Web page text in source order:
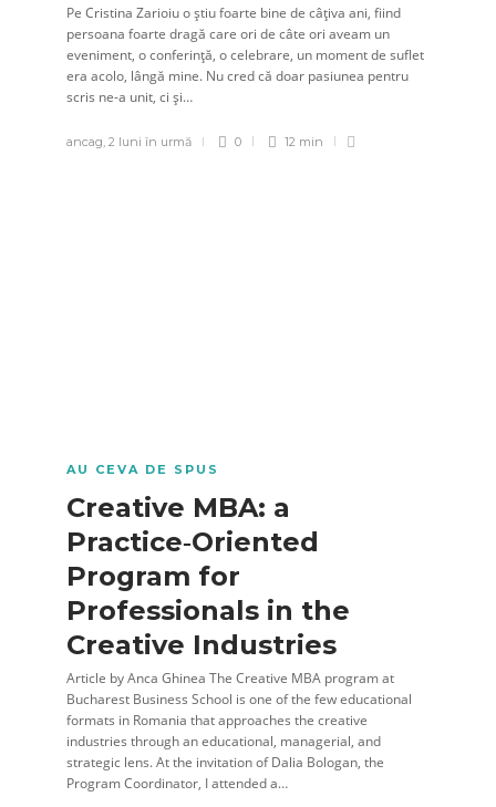
Pe Cristina Zarioiu o știu foarte bine de câțiva ani, fiind
persoana foarte dragă care ori de câte ori aveam un
eveniment, o conferință, o celebrare, un moment de suflet
era acolo, lângă mine. Nu cred că doar pasiunea pentru
scris ne-a unit, ci și…
ancag, 2 luni în urmă 0 12 min
AU CEVA DE SPUS
Creative MBA: a
Practice‑Oriented
Program for
Professionals in the
Creative Industries
Article by Anca Ghinea The Creative MBA program at
Bucharest Business School is one of the few educational
formats in Romania that approaches the creative
industries through an educational, managerial, and
strategic lens. At the invitation of Dalia Bologan, the
Program Coordinator, I attended a…